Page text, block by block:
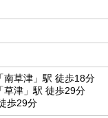
南草津」駅 徒歩18分
草津」駅 徒歩29分
歩29分